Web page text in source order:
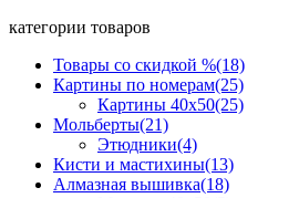
категории товаров
Товары со скидкой %(18)
Картины по номерам(25)
Картины 40x50(25)
Мольберты(21)
Этюдники(4)
Кисти и мастихины(13)
Алмазная вышивка(18)